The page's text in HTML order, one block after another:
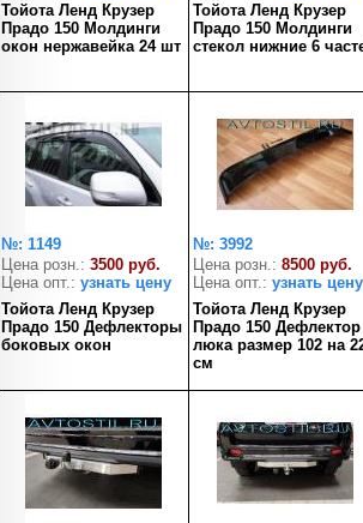
Тойота Ленд Крузер
Прадо 150 Молдинги
окон нержавейка 24 шт
Тойота Ленд Крузер
Прадо 150 Молдинги
стекол нижние 6
№: 1149
Цена розн.: 3500 руб.
Цена опт.: узнать цену
Тойота Ленд Крузер
Прадо 150 Дефлекторы
боковых окон
№: 3992
Цена розн.: 8500 руб.
Цена опт.: узнать цену
Тойота Ленд Крузер
Прадо 150 Дефлектор
люка размер 102 на
см